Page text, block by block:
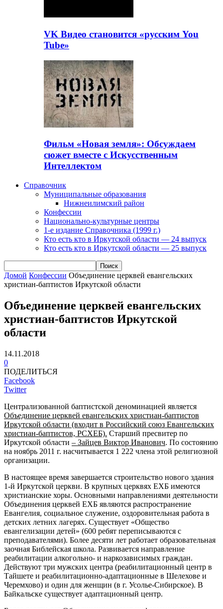
VK Видео становится «русским You
Tube»
Фильм «Новая земля»: Обсуждаем
сюжет вместе с Искусственным
Интеллектом
Справочник
Муниципальные образования
Нижнеилимский район
Конфессии
Национально-культурные центры
1-е издание Справочника (1999 г.)
Кто есть кто в Иркутской области — 24 выпуск
Кто есть кто в Иркутской области — 25 выпуск
Домой Конфессии Объединение церквей евангельских
христиан-баптистов Иркутской области
Объединение церквей евангельских
христиан-баптистов Иркутской
области
14.11.2018
0
ПОДЕЛИТЬСЯ
Facebook
Twitter
Централизованной баптистской деноминацией является
Объединение церквей евангельских хрис­тиан-баптистов
Иркутской области (входит в Россий­ский союз Евангельских
христиан-баптистов, РСХЕБ). Старший пресвитер по
Иркутской области – Зайцев Виктор Иванович. По состоянию
на ноябрь 2011 г. насчитывается 1 222 члена этой религиозной
организации.
В настоящее время завершается строительство нового здания
1-й Иркутской церкви. В крупных церквях ЕХБ имеются
христианские хо­ры. Основными направлениями деятельности
Объединения церквей ЕХБ являются распространение
Евангелия, социальное служение, оздорови­тельная работа в
детских летних лагерях. Существует «Общество
евангелизации детей» (600 ребят перепи­сываются с
преподавателями). Более десяти лет работает образовате­льная
заочная Библейская школа. Развивается направ­ление
реабилитации алкогольно- и наркозависимых граждан.
Действуют три мужских центра (реабилитационный центр в
Тайшете и реабилитационно-адаптационные в Шелехове и
Черемхово) и один для женщин (в г. Усолье-Сибирское). В
Байкальске существует адаптационный центр.